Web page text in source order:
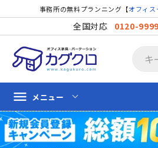
事務所の無料プランニング【オフィス
全国対応 0120-
menu メニュー